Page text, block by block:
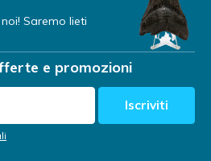
Saremo lieti
e promozioni
Iscriviti